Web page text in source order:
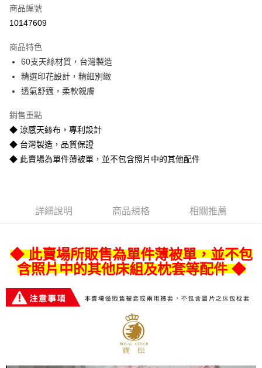
LINE Pay
街口支付
悠遊付
全盈+PAY
AFTEE先享後付
相關說明
１．簡單：不需註冊會員、不需綁卡、不需儲值。
２．便利：只要手機號碼，簡訊認證，即可結帳。
【「AFTEE先享後付」結帳流程】
１．於結帳方式選擇「AFTEE先享後付」後，將跳轉至「AFTEE先享後付」
結帳頁面，進行簡訊認證並確認金額後，即可完成結帳。
３．收到繳費通知簡訊後14天內，點擊此簡訊中的連結，可透過四大超商／
ATM／網路銀行／等多元方式進行付款，方視為交易完成。
購買商品的店家。未經商家同意取消之訂單仍視為有效，需透過AFTEE先享
※ 交易是否成功請以「AFTEE先享後付 」之結帳頁面顯示為準，若有關於
是否繳費成功／繳費後需取消欲退款等相關疑問，請聯繫「AFTEE先享後付
客戶支援中心」https://netprotections.freshdesk.com/support/home
運送方式
每筆NT$80
宅配-離島
商品編號
10147609
商品特色
60支天絲材質，台灣製造
精選印花設計，精細別緻
透氣舒適，柔軟親膚
銷售重點
◆ 涼感天絲布，專利設計
◆ 台灣製造，品質保證
◆ 此賣場為單件薄被單，並不包含照片中的其他配件
詳細說明 商品規格 相關推薦
◆ 此賣場所販售為單件薄被單，並不包
含照片中的其他床組及枕套等配件 ◆